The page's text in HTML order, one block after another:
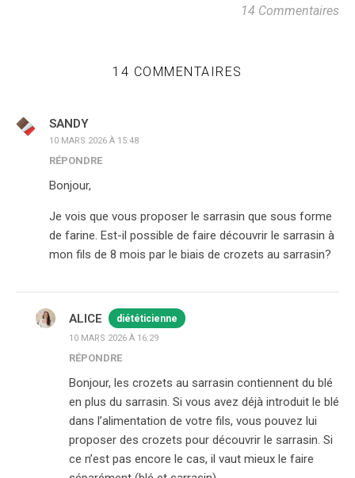
14 Commentaires
14 COMMENTAIRES
SANDY
10 MARS 2026 À 15:48
RÉPONDRE
Bonjour,
Je vois que vous proposer le sarrasin que sous forme
de farine. Est-il possible de faire découvrir le sarrasin à
mon fils de 8 mois par le biais de crozets au sarrasin?
ALICE diététicienne
10 MARS 2026 À 16:29
RÉPONDRE
Bonjour, les crozets au sarrasin contiennent du blé
en plus du sarrasin. Si vous avez déjà introduit le blé
dans l’alimentation de votre fils, vous pouvez lui
proposer des crozets pour découvrir le sarrasin. Si
ce n’est pas encore le cas, il vaut mieux le faire